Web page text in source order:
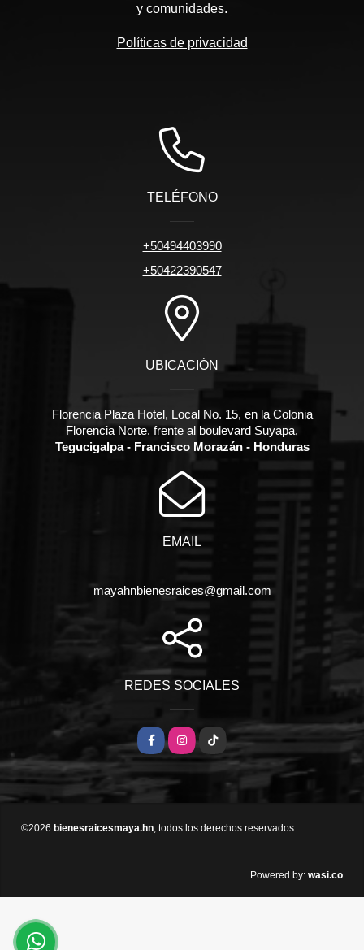
y comunidades.
Políticas de privacidad
TELÉFONO
+50494403990
+50422390547
UBICACIÓN
Florencia Plaza Hotel, Local No. 15, en la Colonia
Florencia Norte. frente al boulevard Suyapa,
Tegucigalpa - Francisco Morazán - Honduras
EMAIL
mayahnbienesraices@gmail.com
REDES SOCIALES
FacebookInstagramTikTok
©2026 bienesraicesmaya.hn , todos los derechos reservados.
Powered by: wasi.co